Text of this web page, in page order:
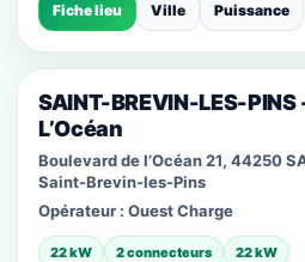
Fiche lieu Ville Puissance
SAINT-BREVIN-LES-
L’Océan
Boulevard de l’Océan 21, 44250
Saint-Brevin-les-Pins
Opérateur : Ouest Charge
22 kW 2 connecteurs 22 kW